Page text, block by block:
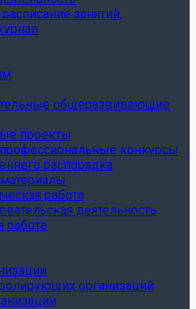
занятий,
общеразвивающие
проекты
конкурсы
распорядка
работа
деятельность
работа
организаций